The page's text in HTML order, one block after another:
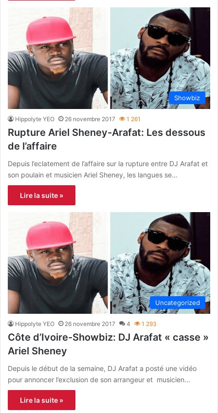
Showbiz
Hippolyte YEO 26 novembre 2017 1 261
Rupture Ariel Sheney-Arafat: Les dessous
de l’affaire
Depuis l’eclatement de l’affaire sur la rupture entre DJ Arafat et
son poulain et musicien Ariel Sheney, les langues se…
Lire la suite »
Uncategorized
Hippolyte YEO 26 novembre 2017 4 1 293
Côte d’Ivoire-Showbiz: DJ Arafat « casse »
Ariel Sheney
Depuis le début de la semaine, DJ Arafat a posté une vidéo
pour annoncer l’exclusion de son arrangeur et musicien…
Lire la suite »